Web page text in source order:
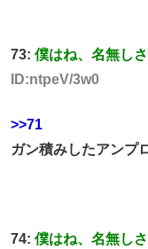
73: 僕はね、名無し
ID:ntpeV/3w0
>>71
ガン積みしたアンプ
74: 僕はね、名無し